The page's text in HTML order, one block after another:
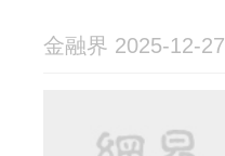
金融界 2025-12-27